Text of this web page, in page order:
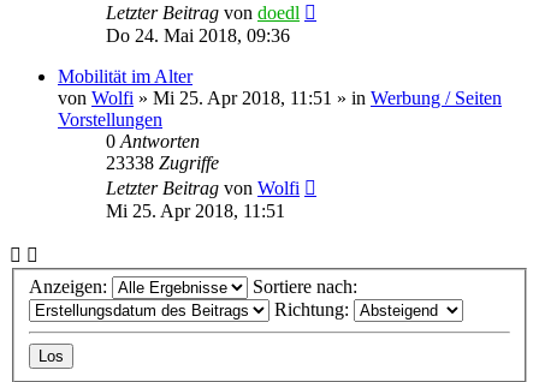
Letzter Beitrag von doedl
Do 24. Mai 2018, 09:36
Mobilität im Alter
von Wolfi » Mi 25. Apr 2018, 11:51 » in Werbung / Seiten
Vorstellungen
0 Antworten
23338 Zugriffe
Letzter Beitrag von Wolfi
Mi 25. Apr 2018, 11:51
Anzeigen:
Sortiere nach:
Richtung: